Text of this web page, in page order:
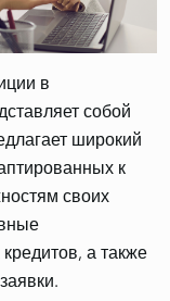
в
собой
широкий
к
своих
а также